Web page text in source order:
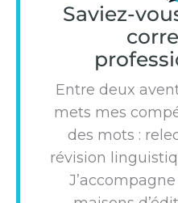
Saviez-
Entre deux
mets mes
des mots :
révision